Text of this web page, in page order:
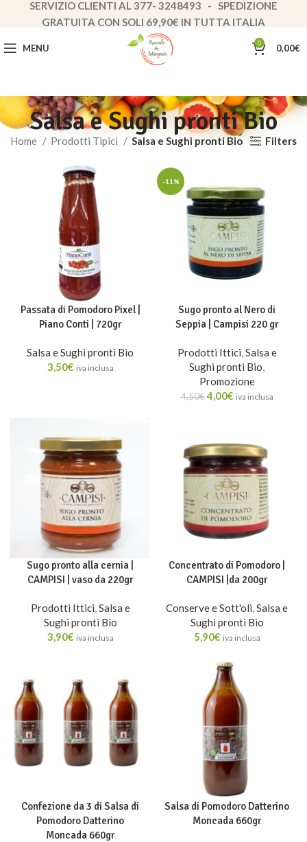
MENU 0 0,00€
Salsa e Sughi pronti Bio
Home Prodotti Tipici Salsa e Sughi pronti Bio Filters
Passata di Pomodoro Pixel |
Piano Conti | 720gr
Salsa e Sughi pronti Bio
3,50€ iva inclusa
-11%
Sugo pronto al Nero di
Seppia | Campisi 220 gr
Prodotti Ittici,Salsa e
Sughi pronti Bio,
Promozione
4,50€4,00€ iva inclusa
Sugo pronto alla cernia |
CAMPISI | vaso da 220gr
Prodotti Ittici,Salsa e
Sughi pronti Bio
3,90€ iva inclusa
Concentrato di Pomodoro |
CAMPISI |da 200gr
Conserve e Sott'oli,Salsa e
Sughi pronti Bio
5,90€ iva inclusa
Confezione da 3 di Salsa di
Pomodoro Datterino
Moncada 660gr
Salsa di Pomodoro Datterino
Moncada 660gr
SERVIZIO CLIENTI AL 377- 3248493 - SPEDIZIONE
GRATUITA CON SOLI 69,90€ IN TUTTA ITALIA